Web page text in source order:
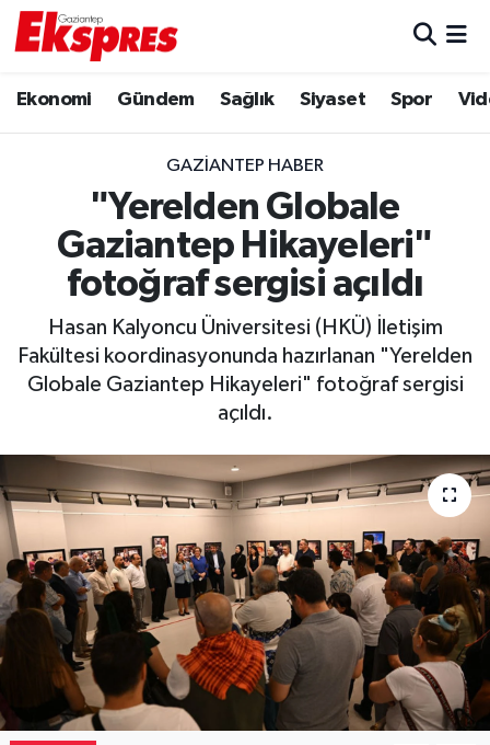
Ekonomi Gündem Sağlık Siyaset Spor
GAZIANTEP HABER
"Yerelden Globale
Gaziantep Hikayeleri"
fotoğraf sergisi açıldı
Hasan Kalyoncu Üniversitesi (HKÜ) İletişim
Fakültesi koordinasyonunda hazırlanan "Yerelden
Globale Gaziantep Hikayeleri" fotoğraf sergisi
açıldı.
Ekonomi
Gaziantep son dakika
Genel
Haberler
Magazin
Müzik
Piyasa
Resmi İlanlar
Sağlık
Trafik Durumu
Puan Durumu ve Fikstür
Tüm Manşetler
Son Dakika Haberleri
Haber Arşivi